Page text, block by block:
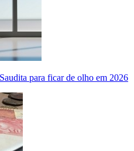
para ficar de olho em 2026